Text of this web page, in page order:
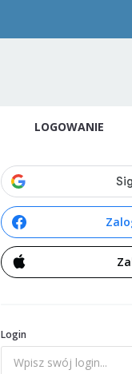
LOGOWANIE
Login